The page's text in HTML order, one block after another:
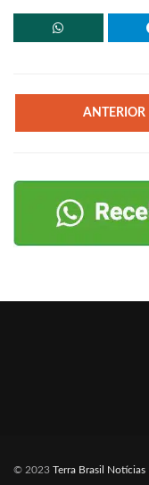
ANTERIOR
© 2023 Terra Brasil Notícias